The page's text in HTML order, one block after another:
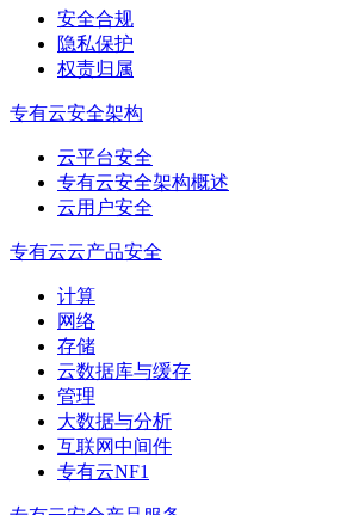
安全合规
隐私保护
权责归属
专有云安全架构
云平台安全
专有云安全架构概述
云用户安全
专有云云产品安全
计算
网络
存储
云数据库与缓存
管理
大数据与分析
互联网中间件
专有云NF1